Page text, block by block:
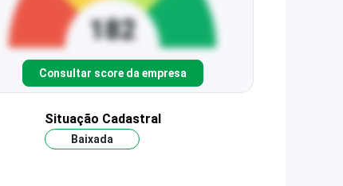
Consultar score da empresa
Situação Cadastral
Baixada